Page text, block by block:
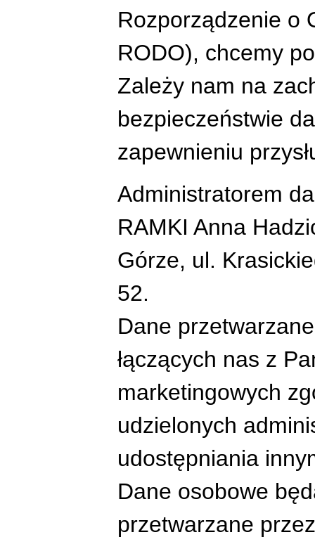
Rozporządzenie o
RODO), chcemy
Zależy nam na
bezpieczeństwie
zapewnieniu
Administratorem
RAMKI Anna
Górze, ul.
52.
Dane
łączących nas z
marketingowych
udzielonych
udostępniania
Dane osobowe
przetwarzane